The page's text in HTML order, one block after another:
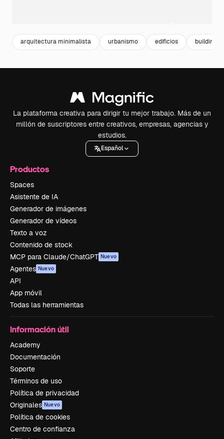
arquitectura minimalista urbanismo edificios building
La plataforma creativa para dirigir tu mejor trabajo. Más de un
millón de suscriptores entre creativos, empresas, agencias y
estudios.
Español
Productos
Spaces
Asistente de IA
Generador de imágenes
Generador de vídeos
Texto a voz
Contenido de stock
MCP para Claude/ChatGPT Nuevo
Agentes Nuevo
API
App móvil
Todas las herramientas
Información útil
Academy
Documentación
Soporte
Términos de uso
Política de privacidad
Originales Nuevo
Política de cookies
Centro de confianza